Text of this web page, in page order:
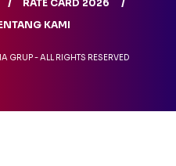
RATE CARD 2026
KAMI
GRUP - ALL RIGHTS RESERVED